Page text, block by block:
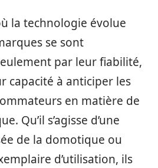
la technologie évolue
se sont
par leur fiabilité,
capacité à anticiper les
en matière de
Qu’il s’agisse d’une
de la domotique ou
d’utilisation, ils